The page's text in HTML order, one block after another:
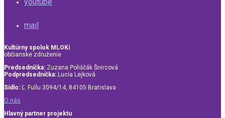
mail
Kultúrny spolok MLOKi
občianske združenie
Predsedníčka: Zuzana Poliščák Šnircová
Podpredsedníčka: Lucia Lejková
Sídlo: Ľ. Fullu 3094/14, 84105 Bratislava
O nás
Hlavný partner projektu